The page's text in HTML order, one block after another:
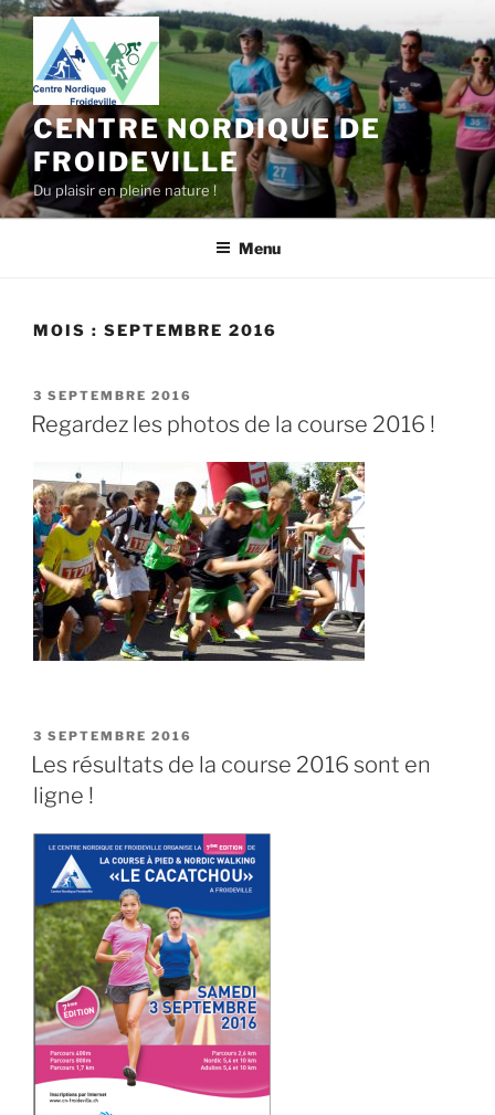
Aller
au
contenu
principal
CENTRE NORDIQUE DE
FROIDEVILLE
Du plaisir en pleine nature !
Menu
MOIS : SEPTEMBRE 2016
PUBLIÉ
LE
3 SEPTEMBRE 2016
Regardez les photos de la course 2016 !
PUBLIÉ
LE
3 SEPTEMBRE 2016
Les résultats de la course 2016 sont en
ligne !